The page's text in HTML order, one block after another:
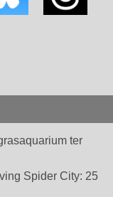
ter
Spider City: 25